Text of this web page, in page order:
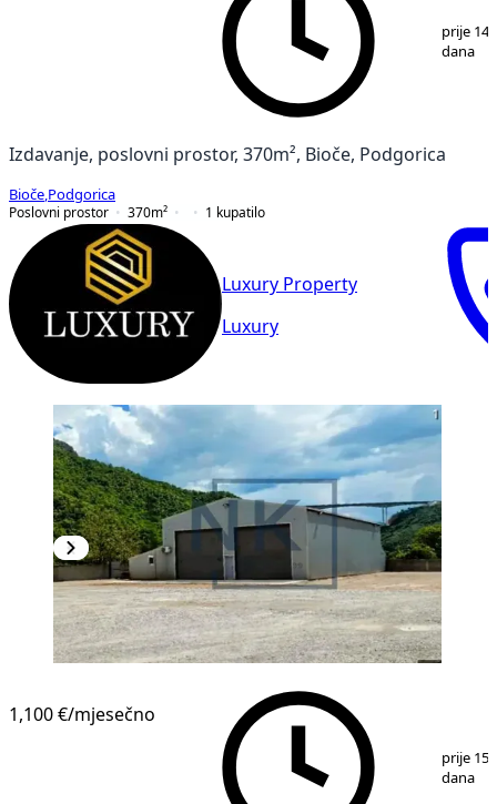
prije 149
dana
Izdavanje, poslovni prostor, 370m², Bioče, Podgorica
Bioče Podgorica
Poslovni prostor
370m² 1 kupatilo
Luxury Property
Luxury
1,100 €/mjesečno
prije 157
dana